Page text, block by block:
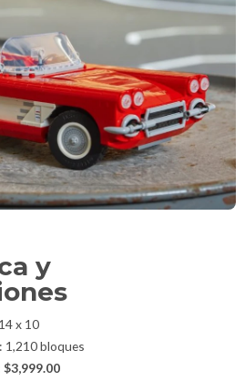
y
x 10
1,210 bloques